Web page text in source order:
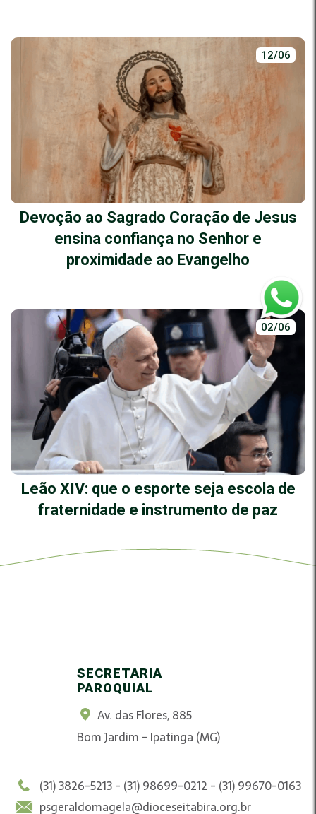
12/06
Devoção ao Sagrado Coração de Jesus
ensina confiança no Senhor e
proximidade ao Evangelho
02/06
Leão XIV: que o esporte seja escola de
fraternidade e instrumento de paz
SECRETARIA
PAROQUIAL
Av. das Flores, 885
Bom Jardim - Ipatinga (MG)
(31) 3826-5213 - (31) 98699-0212 - (31) 99670-0163
psgeraldomagela@dioceseitabira.org.br